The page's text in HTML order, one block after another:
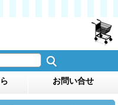
お問い合せ